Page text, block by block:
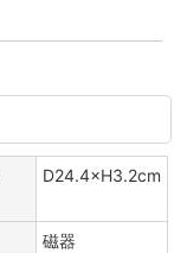
D24.4×H3.2cm
磁器